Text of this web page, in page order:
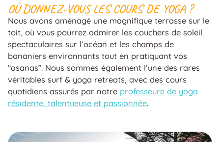
OÙ DONNEZ-VOUS LES COURS DE YOGA ?
Nous avons aménagé une magnifique terrasse sur le
toit, où vous pourrez admirer les couchers de soleil
spectaculaires sur l’océan et les champs de
bananiers environnants tout en pratiquant vos
“asanas”. Nous sommes également l’une des rares
véritables surf & yoga retreats, avec des cours
quotidiens assurés par notre professeure de yoga
résidente, talentueuse et passionnée.